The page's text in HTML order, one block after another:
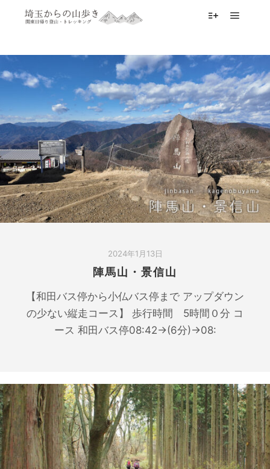
2024年1月13日
陣馬山・景信山
【和田バス停から小仏バス停まで アップダウン
の少ない縦走コース】 歩行時間 5時間０分 コ
ース 和田バス停08:42→(6分)→08: